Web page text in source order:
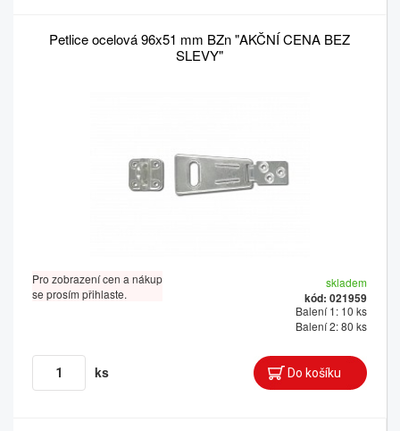
Petlice ocelová 96x51 mm BZn "AKČNÍ CENA BEZ
SLEVY"
Pro zobrazení cen a nákup
se prosím přihlaste.
skladem
kód: 021959
Balení 1: 10 ks
Balení 2: 80 ks
ks